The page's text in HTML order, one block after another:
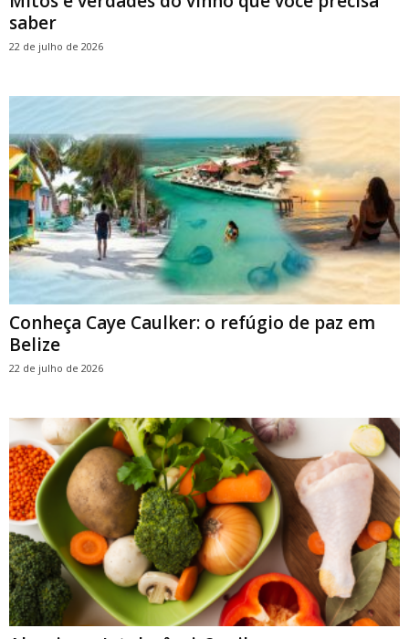
saber
22 de julho de 2026
Conheça Caye Caulker: o refúgio de paz em
Belize
22 de julho de 2026